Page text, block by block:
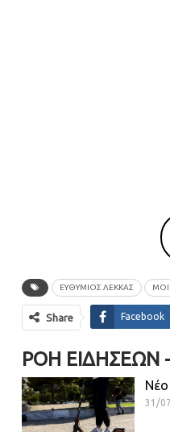
ΕΥΘΥΜΙΟΣ ΛΕΚΚΑΣ
Share Facebook
ΡΟΉ ΕΙΔΉΣΕΩΝ
31/